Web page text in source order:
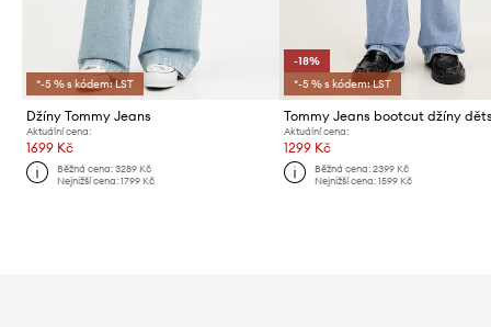
*-5 % s kódem: LST
Džíny Tommy Jeans
Aktuální cena:
1699 Kč
Běžná cena:3289 Kč
Nejnižší cena:1799 Kč
-18%
*-5 % s kódem: LST
Tommy Jeans bootcut džíny
Aktuální cena:
1299 Kč
Běžná cena: 2399 Kč
Nejnižší cena: 1599 Kč